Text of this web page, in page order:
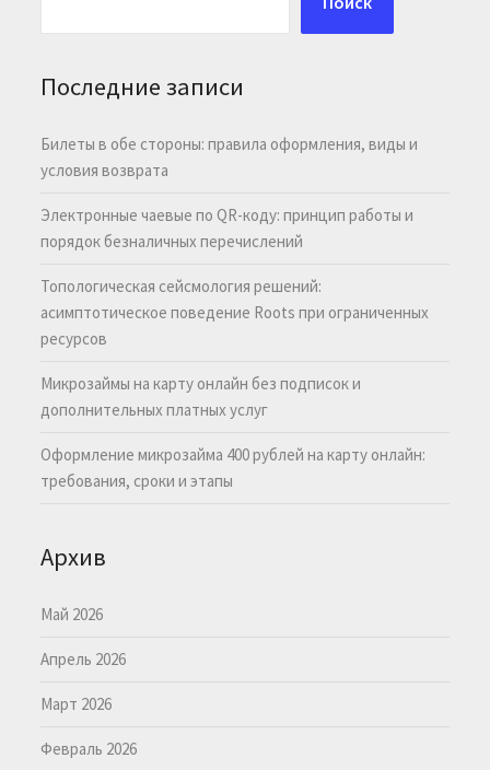
Последние записи
Билеты в обе стороны: правила оформления, виды и
условия возврата
Электронные чаевые по QR-коду: принцип работы и
порядок безналичных перечислений
Топологическая сейсмология решений:
асимптотическое поведение Roots при ограниченных
ресурсов
Микрозаймы на карту онлайн без подписок и
дополнительных платных услуг
Оформление микрозайма 400 рублей на карту онлайн:
требования, сроки и этапы
Архив
Май 2026
Апрель 2026
Март 2026
Февраль 2026